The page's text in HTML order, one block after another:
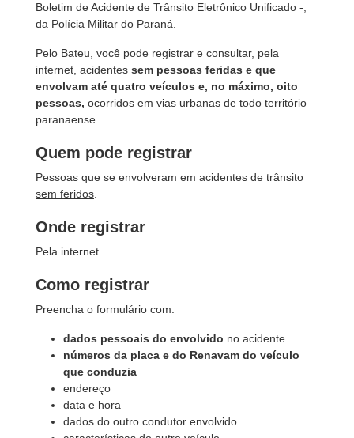
Boletim de Acidente de Trânsito Eletrônico Unificado -,
da Polícia Militar do Paraná.
Pelo Bateu, você pode registrar e consultar, pela
internet, acidentes sem pessoas feridas e que
envolvam até quatro veículos e, no máximo, oito
pessoas, ocorridos em vias urbanas de todo território
paranaense.
Quem pode registrar
Pessoas que se envolveram em acidentes de trânsito
sem feridos
Onde registrar
Pela internet.
Como registrar
Preencha o formulário com:
dados pessoais do envolvido no acidente
números da placa e do Renavam do veículo
que conduzia
endereço
data e hora
dados do outro condutor envolvido